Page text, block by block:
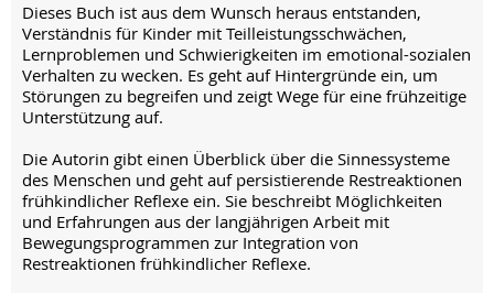
Dieses Buch ist aus dem Wunsch heraus entstanden,
Verständnis für Kinder mit Teilleistungsschwächen,
Lernproblemen und Schwierigkeiten im emotional-sozialen
Verhalten zu wecken. Es geht auf Hintergründe ein, um
Störungen zu begreifen und zeigt Wege für eine frühzeitige
Unterstützung auf.
Die Autorin gibt einen Überblick über die Sinnessysteme
des Menschen und geht auf persistierende Restreaktionen
frühkindlicher Reflexe ein. Sie beschreibt Möglichkeiten
und Erfahrungen aus der langjährigen Arbeit mit
Bewegungsprogrammen zur Integration von
Restreaktionen frühkindlicher Reflexe.